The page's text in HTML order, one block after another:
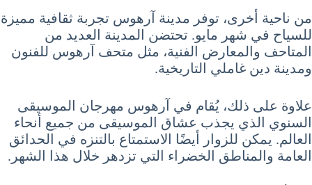
من ناحية أخرى، توفر مدينة آرهوس تجربة ثقافية مميزة
للسياح في شهر مايو. تحتضن المدينة العديد من
المتاحف والمعارض الفنية، مثل متحف آرهوس للفنون
ومدينة دين غاملي التاريخية.
علاوة على ذلك، يُقام في آرهوس مهرجان الموسيقى
السنوي الذي يجذب عشاق الموسيقى من جميع أنحاء
العالم. يمكن للزوار أيضًا الاستمتاع بالتنزه في الحدائق
العامة والمناطق الخضراء التي تزدهر خلال هذا الشهر.